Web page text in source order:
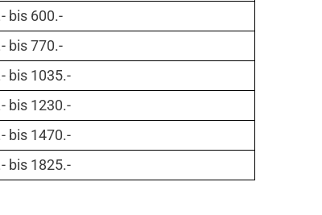
bis 600.-
bis 770.-
bis 1035.-
bis 1230.-
bis 1470.-
bis 1825.-